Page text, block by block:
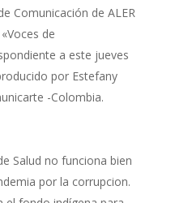
Comunicación de ALER
de
a este jueves
por Estefany
-Colombia.
Salud no funciona bien
por la corrupcion.